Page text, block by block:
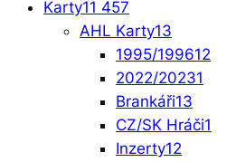
Karty11 457
AHL Karty13
1995/199612
2022/20231
Brankáři13
CZ/SK Hráči1
Inzerty12